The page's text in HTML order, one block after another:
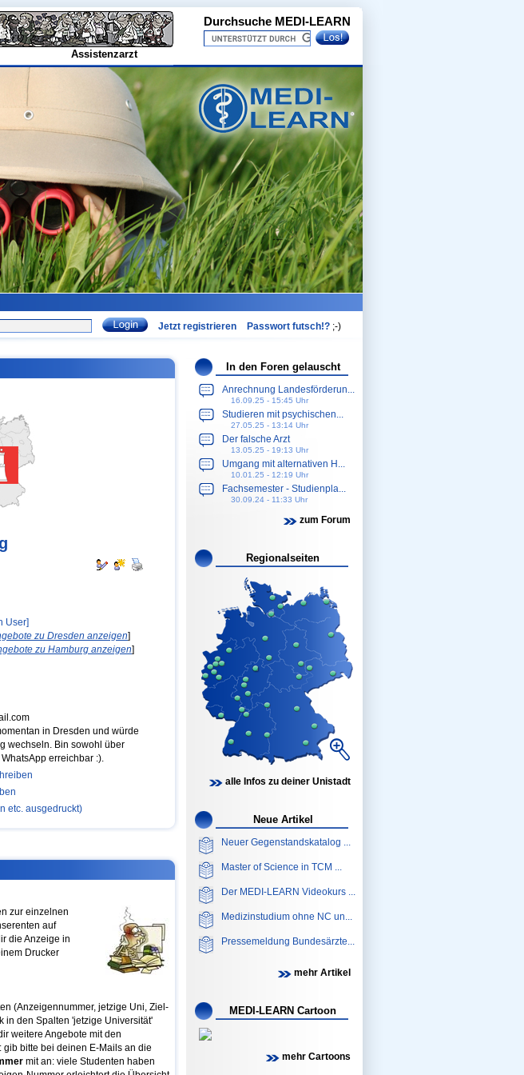
Assistenzarzt
Durchsuche MEDI-LEARN
Jetzt registrieren Passwort futsch!? ;-)
User]
zu Dresden anzeigen]
zu Hamburg anzeigen]
in Dresden und würde
wechseln. Bin sowohl über
erreichbar :).
etc. ausgedruckt)
zur einzelnen
auf
die Anzeige in
Drucker
(Anzeigennummer, jetzige Uni, Ziel-
in den Spalten 'jetzige Universität'
weitere Angebote mit den
bitte bei deinen E-Mails an die
mit an: viele Studenten haben
In den Foren gelauscht
Anrechnung Landesförderun...
16.09.25 - 15:45 Uhr
Studieren mit psychischen...
27.05.25 - 13:14 Uhr
Der falsche Arzt
13.05.25 - 19:13 Uhr
Umgang mit alternativen H...
10.01.25 - 12:19 Uhr
Fachsemester - Studienpla...
30.09.24 - 11:33 Uhr
zum Forum
Regionalseiten
alle Infos zu deiner Unistadt
Neue Artikel
Neuer Gegenstandskatalog ...
Master of Science in TCM ...
Der MEDI-LEARN Videokurs ...
Medizinstudium ohne NC un...
Pressemeldung Bundesärzte...
mehr Artikel
MEDI-LEARN Cartoon
mehr Cartoons